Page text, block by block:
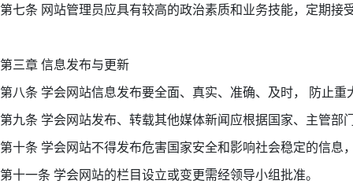
第七条 网站管理员应具有较高的政治素质和业务技能，定期接
第三章 信息发布与更新
第八条 学会网站信息发布要全面、真实、准确、及时， 防止
第九条 学会网站发布、转载其他媒体新闻应根据国家、主管
第十条 学会网站不得发布危害国家安全和影响社会稳定的信
第十一条 学会网站的栏目设立或变更需经领导小组批准。